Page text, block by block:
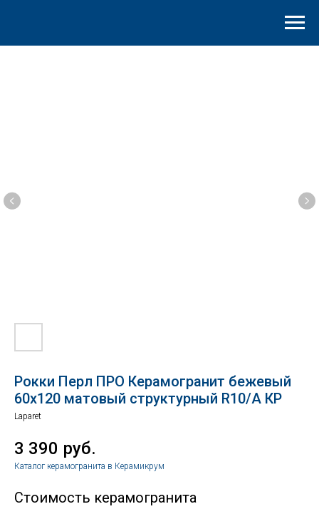
Рокки Перл ПРО Керамогранит бежевый
60х120 матовый структурный R10/A КР
Laparet
3 390 руб.
Каталог керамогранита в Керамикрум
Стоимость керамогранита